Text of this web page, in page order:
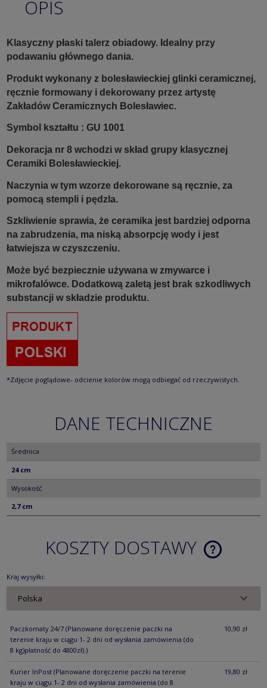
OPIS
Klasyczny płaski talerz obiadowy. Idealny przy
podawaniu głównego dania.
Produkt wykonany z bolesławieckiej glinki ceramicznej,
ręcznie formowany i dekorowany przez artystę
Zakładów Ceramicznych Bolesławiec.
Symbol kształtu : GU 1001
Dekoracja nr 8 wchodzi w skład grupy klasycznej
Ceramiki Bolesławieckiej.
Naczynia w tym wzorze dekorowane są ręcznie, za
pomocą stempli i pędzla.
Szkliwienie sprawia, że ceramika jest bardziej odporna
na zabrudzenia, ma niską absorpcję wody i jest
łatwiejsza w czyszczeniu.
Może być bezpiecznie używana w zmywarce i
mikrofalówce. Dodatkową zaletą jest brak szkodliwych
substancji w składzie produktu.
*Zdjęcie poglądowe- odcienie kolorów mogą odbiegać od rzeczywistych.
DANE TECHNICZNE
Średnica
24 cm
Wysokość
2,7 cm
KOSZTY DOSTAWY
CENA NIE
Kraj wysyłki:
Paczkomaty 24/7 (Planowane doręczenie paczki na
terenie kraju w ciągu 1- 2 dni od wysłania zamówienia (do
8 kg)płatność do 4800zł).)
10,90 zł
Kurier InPost (Planowane doręczenie paczki na terenie
kraju w ciągu 1- 2 dni od wysłania zamówienia (do 8
19,80 zł